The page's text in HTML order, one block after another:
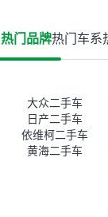
果跟你们的报告是
这次车况没问题。
车。去之前我提前
好，到了之后要当
一次复检，你们也
服务可以，速度很
自营车的感觉是要
热门品牌热门车系
大众二手车
日产二手车
依维柯二手车
黄海二手车